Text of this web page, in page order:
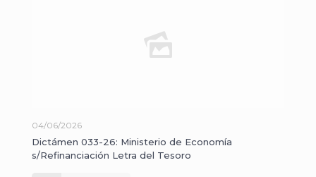
04/06/2026
Dictámen 033-26: Ministerio de Economía
s/Refinanciación Letra del Tesoro